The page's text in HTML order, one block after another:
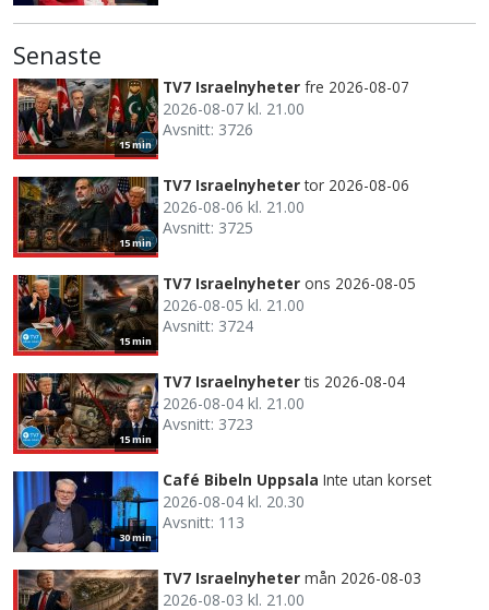
Senaste
15 min
TV7 Israelnyheter fre 2026-08-07
2026-08-07 kl. 21.00
Avsnitt: 3726
15 min
TV7 Israelnyheter tor 2026-08-06
2026-08-06 kl. 21.00
Avsnitt: 3725
15 min
TV7 Israelnyheter ons 2026-08-05
2026-08-05 kl. 21.00
Avsnitt: 3724
15 min
TV7 Israelnyheter tis 2026-08-04
2026-08-04 kl. 21.00
Avsnitt: 3723
30 min
Café Bibeln Uppsala Inte utan korset
2026-08-04 kl. 20.30
Avsnitt: 113
TV7 Israelnyheter mån 2026-08-03
2026-08-03 kl. 21.00